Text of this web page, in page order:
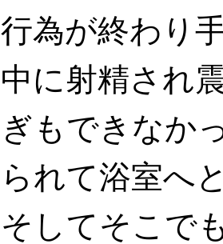
行為が終わり
中に射精され
ぎもできなか
られて浴室へ
そしてそこで